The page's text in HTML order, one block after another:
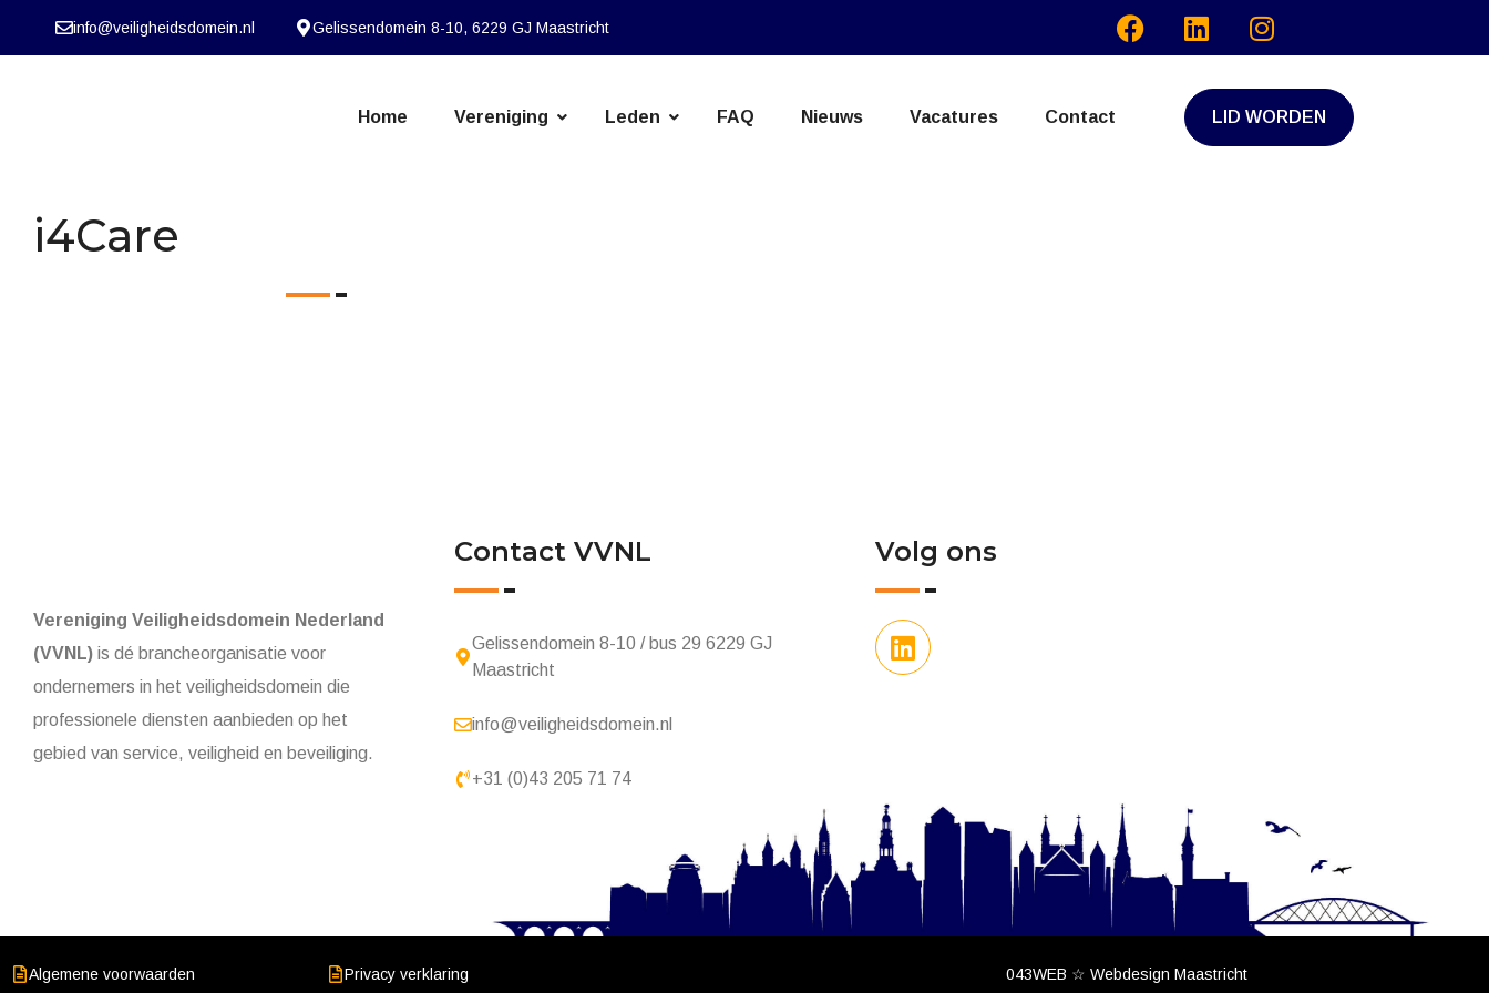
info@veiligheidsdomein.nl Gelissendomein 8-10, 6229 GJ Maastricht
Home Vereniging Leden FAQ Nieuws Vacatures Contact LID WORDEN
i4Care
Vereniging Veiligheidsdomein Nederland
(VVNL) is dé brancheorganisatie voor
ondernemers in het veiligheidsdomein die
professionele diensten aanbieden op het
gebied van service, veiligheid en beveiliging.
Contact VVNL
Gelissendomein 8-10 / bus 29 6229 GJ
Maastricht
info@veiligheidsdomein.nl
+31 (0)43 205 71 74
Volg ons
Algemene voorwaarden Privacy verklaring 043WEB ☆ Webdesign Maastricht